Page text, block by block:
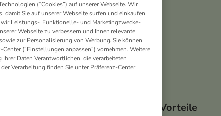
Deine Vorteile
(“Cookies”) auf unserer Webseite. Wir
damit Sie auf unserer Webseite surfen und einkaufen
Leistungs-, Funktionelle- und Marketingzwecke-
Webseite zu verbessern und Ihnen relevante
zur Personalisierung von Werbung. Sie können
(“Einstellungen anpassen”) vornehmen. Weitere
Daten Verantwortlichen, die verarbeiteten
Verarbeitung finden Sie unter Präferenz-Center